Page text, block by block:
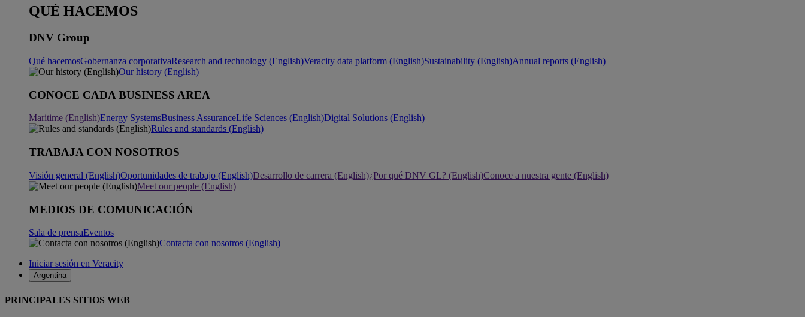
QUÉ HACEMOS
DNV Group
Qué hacemosGobernanza corporativaResearch and technology (English)Veracity data platform (English)Sustainability (English)Annual reports (English)
Our history (English)
CONOCE CADA BUSINESS AREA
Maritime (English)Energy SystemsBusiness AssuranceLife Sciences (English)Digital Solutions (English)
Rules and standards (English)
TRABAJA CON NOSOTROS
Visión general (English)Oportunidades de trabajo (English)Desarrollo de carrera (English)¿Por qué DNV GL? (English)Conoce a nuestra gente (English)
Meet our people (English)
MEDIOS DE COMUNICACIÓN
Sala de prensaEventos
Contacta con nosotros (English)
Iniciar sesión en Veracity
Argentina
PRINCIPALES SITIOS WEB